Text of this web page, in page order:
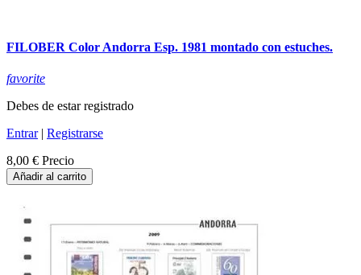
FILOBER Color Andorra Esp. 1981 montado con estuches.
favorite
Debes de estar registrado
Entrar| Registrarse
8,00 € Precio
Añadir al carrito